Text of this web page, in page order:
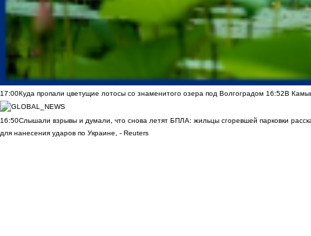
17:00Куда пропали цветущие лотосы со знаменитого озера под Волгоградом 16:52В
16:50Слышали взрывы и думали, что снова летят БПЛА: жильцы сгоревшей парковки
для нанесения ударов по Украине, - Reuters